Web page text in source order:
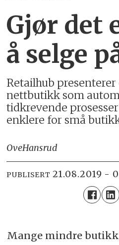
Gjør det
å selge
Retailhub
nettbutikk som
tidkrevende
enklere for små
OveHansrud
PUBLISERT 21.08.2019 -
Mange mindre